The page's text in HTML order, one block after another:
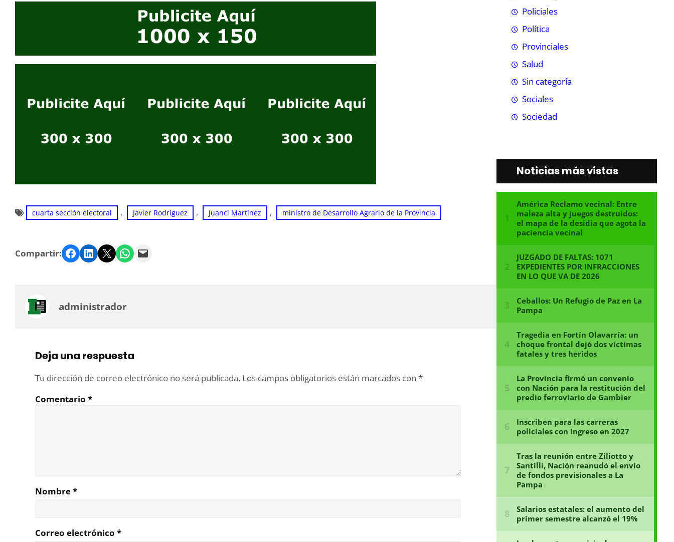
cuarta sección electoral , Javier Rodríguez , Juanci Martínez , ministro de Desarrollo Agrario de la Provincia
Compartir: Facebook LinkedIn Twitter WhatsApp Email
administrador
Deja una respuesta
Tu dirección de correo electrónico no será publicada. Los campos obligatorios están marcados con *
Comentario *
Nombre*
Correo electrónico *
Policiales
Política
Provinciales
Salud
Sin categoría
Sociales
Sociedad
Noticias más vistas